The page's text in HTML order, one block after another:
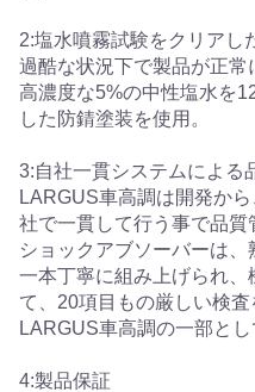
2:塩水噴霧試験をクリアし
過酷な状況下で製品が正
高濃度な5%の中性塩水を
した防錆塗装を使用。
3:自社一貫システムによる
LARGUS車高調は開発か
社で一貫して行う事で品
ショックアブソーバーは
一本丁寧に組み上げられ
て、20項目もの厳しい検
LARGUS車高調の一部と
4:製品保証